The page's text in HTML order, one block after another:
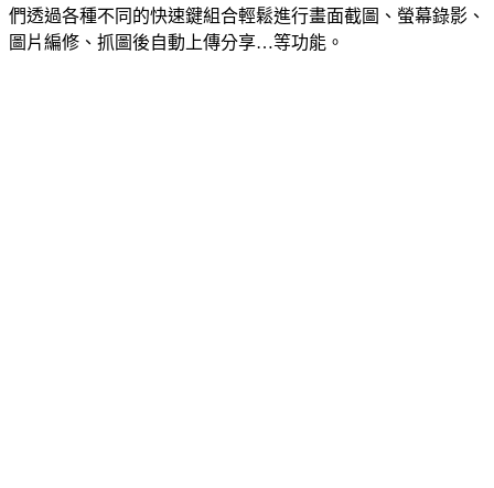
們透過各種不同的快速鍵組合輕鬆進行畫面截圖、螢幕錄影、
圖片編修、抓圖後自動上傳分享…等功能。